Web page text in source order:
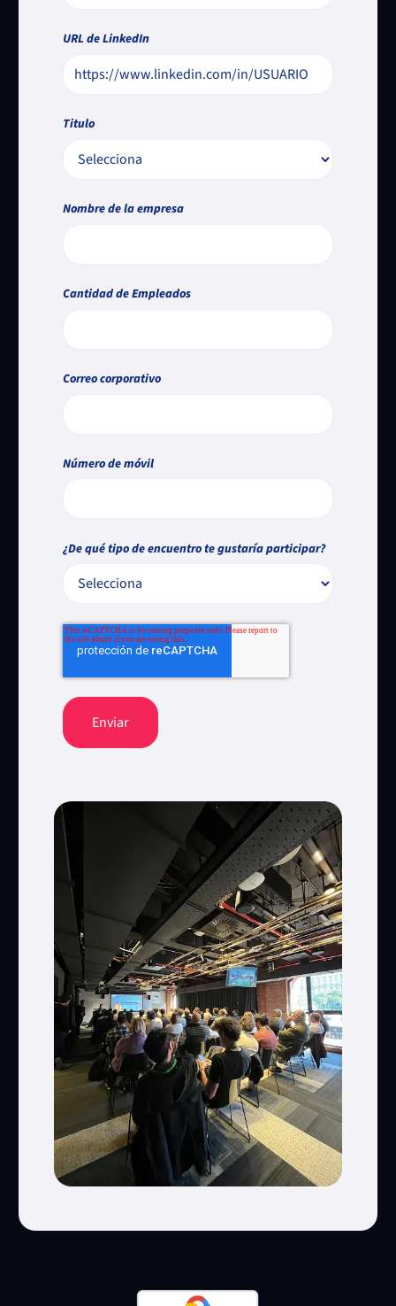
URL de LinkedIn
Titulo
Nombre de la empresa
Cantidad de Empleados
Correo corporativo
Número de móvil
¿De qué tipo de encuentro te gustaría participar?